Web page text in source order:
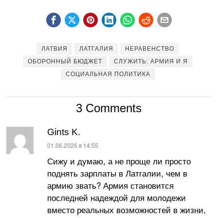
ЛАТВИЯ ЛАТГАЛИЯ
НЕРАВЕНСТВО
ОБОРОННЫЙ БЮДЖЕТ
СЛУЖИТЬ: АРМИЯ И Я
СОЦИАЛЬНАЯ ПОЛИТИКА
3 Comments
Gints K.
:
01.06.2026 в 14:55
Сижу и думаю, а не проще ли просто
поднять зарплаты в Латгалии, чем в
армию звать? Армия становится
последней надеждой для молодежи
вместо реальных возможностей в жизни,